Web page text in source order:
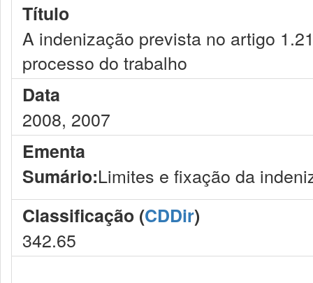
Título
A indenização prevista no artigo
processo do trabalho
Data
2008, 2007
Ementa
Sumário:Limites e fixação da
Classificação (CDDir)
342.65